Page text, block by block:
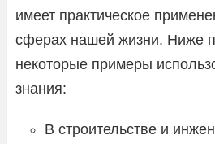
имеет практическое
сферах нашей жизни. Ниже
некоторые примеры
знания:
В строительстве и